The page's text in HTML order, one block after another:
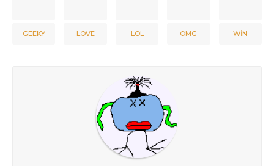
GEEKY LOVE LOL OMG WIN